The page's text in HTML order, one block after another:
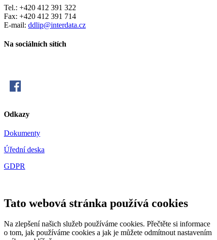
Tel.: +420 412 391 322
Fax: +420 412 391 714
E-mail: ddlip@interdata.cz
Na sociálních sítích
Odkazy
Dokumenty
Úřední deska
GDPR
Tato webová stránka používá cookies
Na zlepšení našich služeb používáme cookies. Přečtěte si informace
o tom, jak používáme cookies a jak je můžete odmítnout nastavením